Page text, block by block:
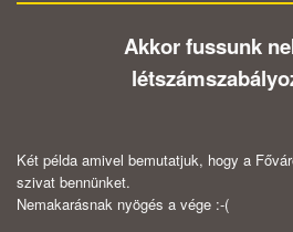
Akkor fussunk
Két példa amivel bemutatjuk, hogy a
szivat bennünket.
Nemakarásnak nyögés a vége :-(